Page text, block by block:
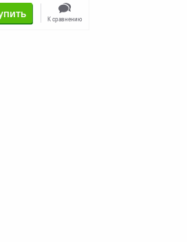
К сравнению